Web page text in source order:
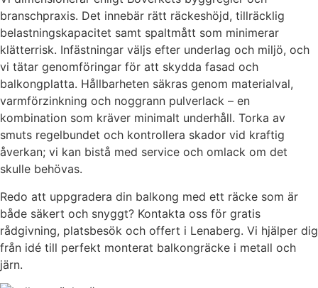
branschpraxis. Det innebär rätt räckeshöjd, tillräcklig
belastningskapacitet samt spaltmått som minimerar
klätterrisk. Infästningar väljs efter underlag och miljö, och
vi tätar genomföringar för att skydda fasad och
balkongplatta. Hållbarheten säkras genom materialval,
varmförzinkning och noggrann pulverlack – en
kombination som kräver minimalt underhåll. Torka av
smuts regelbundet och kontrollera skador vid kraftig
åverkan; vi kan bistå med service och omlack om det
skulle behövas.
Redo att uppgradera din balkong med ett räcke som är
både säkert och snyggt? Kontakta oss för gratis
rådgivning, platsbesök och offert i Lenaberg. Vi hjälper dig
från idé till perfekt monterat balkongräcke i metall och
järn.